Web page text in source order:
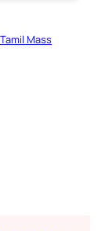
Tamil Mass